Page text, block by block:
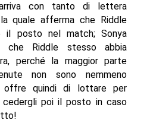
con tanto di lettera
quale afferma che Riddle
il posto nel match; Sonya
che Riddle stesso abbia
perché la maggior parte
non sono nemmeno
offre quindi di lottare per
poi il posto in caso